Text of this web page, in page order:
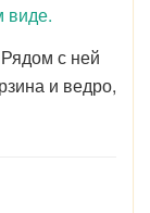
виде.
с ней
и ведро,